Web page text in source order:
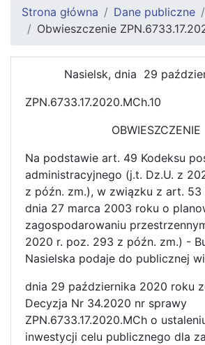
Strona główna Dane publiczne
Obwieszczenie
Nasielsk, dnia 29
ZPN.6733.17.2020.MCh.10
OBWIESZCZENIE
Na podstawie art. 49 Kodeksu
administracyjnego (j.t. Dz.U. z
z późn. zm.), w związku z art. 53
dnia 27 marca 2003 roku o
zagospodarowaniu
2020 r. poz. 293 z późn. zm.) -
Nasielska podaje do publicznej
dnia 29 października 2020 roku
Decyzja Nr 34.2020 nr sprawy
ZPN.6733.17.2020.MCh o
inwestycji celu publicznego dla